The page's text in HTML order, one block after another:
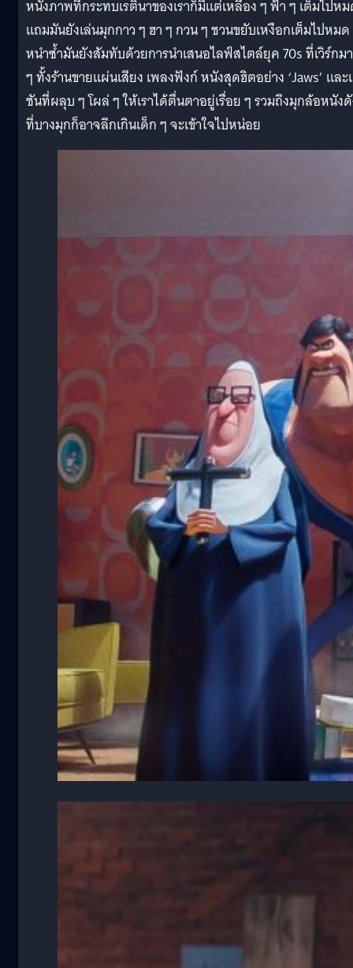
หนังภาพที่กระทบเรตินาของเราก็มีแต่เหลือง ๆ ฟ้า ๆ เต็มไปห
แถมมันยังเล่นมุกกาว ๆ ฮา ๆ กวน ๆ ชวนขยับเหงือกเต็มไปหม
หนำซ้ำมันยังสัมทับด้วยการนำเสนอไลฟ์สไตล์ยุค 70s ที่เวิร์กม
ๆ ทั้งร้านขายแผ่นเสียง เพลงฟังก์ หนังสุดฮิตอย่าง ‘Jaws’ แล
ชันที่ผลุบ ๆ โผล่ ๆ ให้เราได้ตื่นตาอยู่เรื่อย ๆ รวมถึงมุกล้อหนัง
ที่บางมุกก็อาจลึกเกินเด็ก ๆ จะเข้าใจไปหน่อย